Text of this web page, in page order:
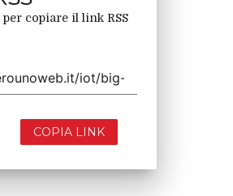
copiare il link RSS
COPIA LINK